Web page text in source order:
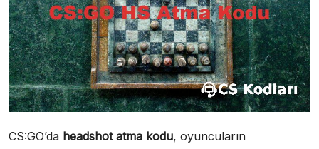
CS:GO’da headshot atma kodu, oyuncuların